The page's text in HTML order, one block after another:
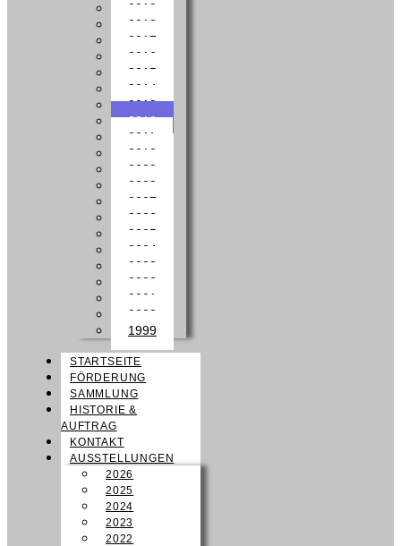
2019
2018
2017
2016
2015
2014
2013
2012
2011
2010
2009
2008
2007
2006
2005
2004
2003
2002
2001
2000
1999
STARTSEITE
FÖRDERUNG
SAMMLUNG
HISTORIE &
AUFTRAG
KONTAKT
AUSSTELLUNGEN
2026
2025
2024
2023
2022